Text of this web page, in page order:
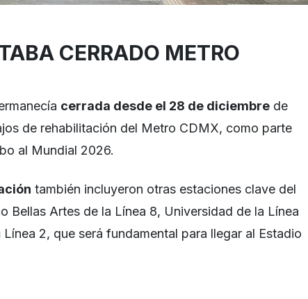
CERRADO METRO
cerrada desde el 28 de diciembre de
de rehabilitación del Metro CDMX, como parte
al Mundial 2026.
también incluyeron otras estaciones clave del
Bellas Artes de la Línea 8, Universidad de la Línea
2, que será fundamental para llegar al Estadio